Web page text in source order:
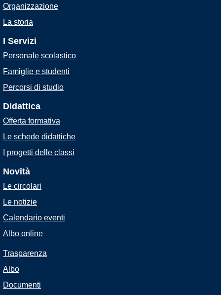
Organizzazione
La storia
I Servizi
Personale scolastico
Famiglie e studenti
Percorsi di studio
Didattica
Offerta formativa
Le schede didattiche
I progetti delle classi
Novità
Le circolari
Le notizie
Calendario eventi
Albo online
Trasparenza
Albo
Documenti